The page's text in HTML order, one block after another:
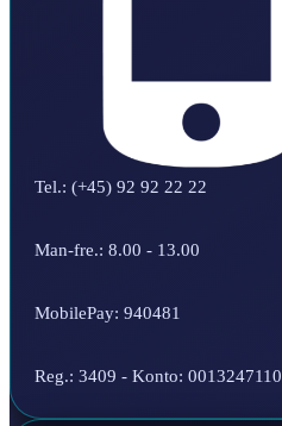
Tel.: (+45) 92 92 22 22
Man-fre.: 8.00 - 13.00
MobilePay: 940481
Reg.: 3409 - Konto: 0013247110